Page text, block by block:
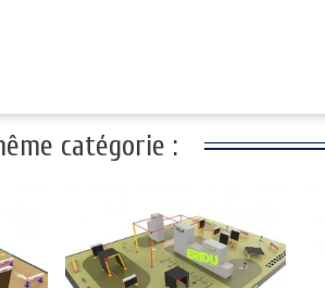
catégorie :